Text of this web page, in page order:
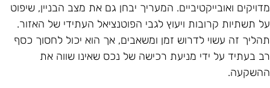
ואובייקטיביים. המעריך יבחן גם את מצב הבניין, שיפוט
תשתיות קרובות ויעוץ לגבי הפוטנציאל העתידי של האזור.
זה עשוי לדרוש זמן ומשאבים, אך הוא יכול לחסוך כסף
בעתיד על ידי מניעת רכישה של נכס שאינו שווה את